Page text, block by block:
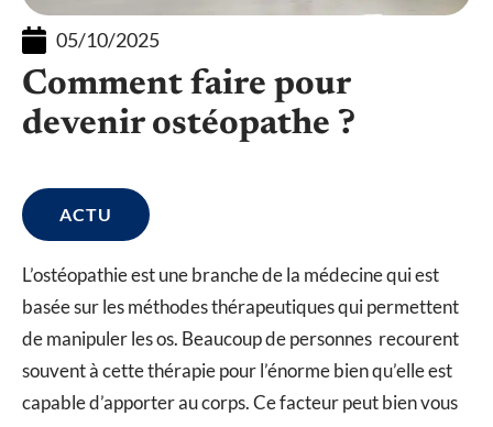
05/10/2025
Comment faire pour
devenir ostéopathe ?
ACTU
L’ostéopathie est une branche de la médecine qui est
basée sur les méthodes thérapeutiques qui permettent
de manipuler les os. Beaucoup de personnes recourent
souvent à cette thérapie pour l’énorme bien qu’elle est
capable d’apporter au corps. Ce facteur peut bien vous